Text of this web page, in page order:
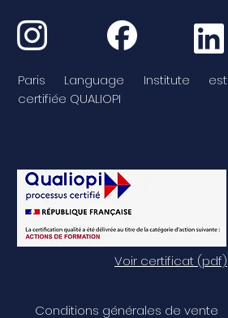
Paris Language Institute est
certifiée QUALIOPI
Voir certificat (pdf)
Conditions générales de vente